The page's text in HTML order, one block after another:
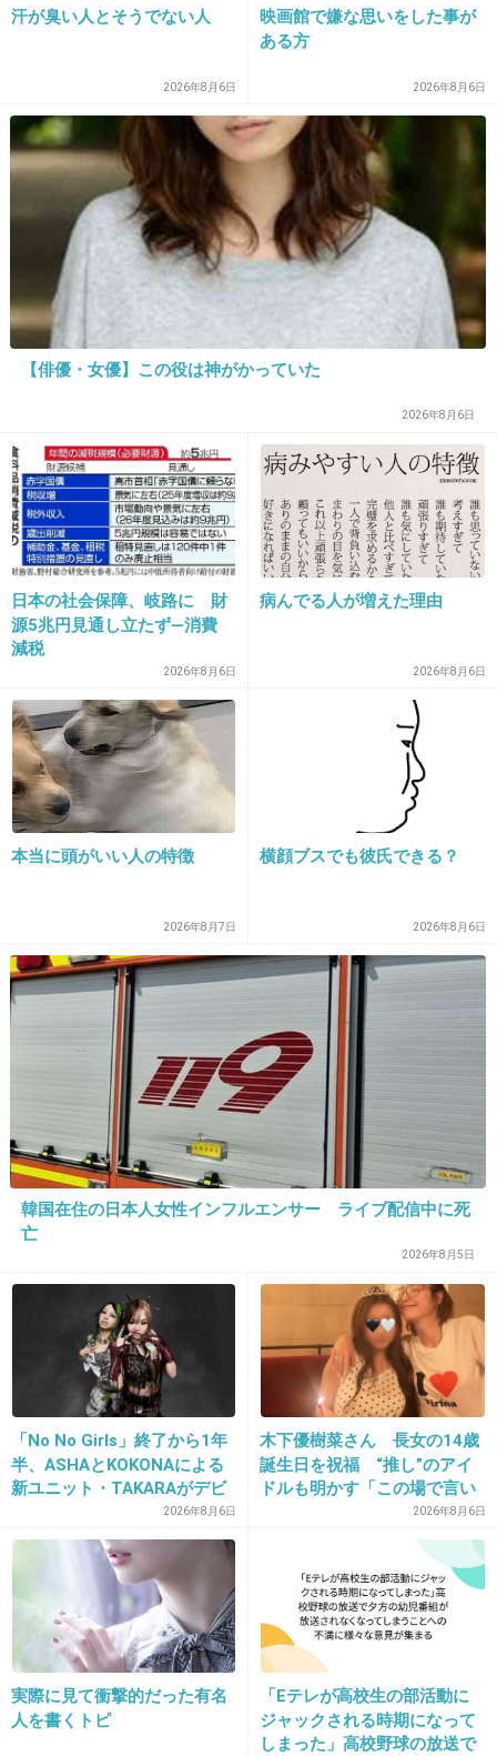
てるだけ説を信じてる。
1件の返信
+5
15. 匿名 2026/06/03(水) 16:36:17
藤原竜也が乗り移った
-0
2026/06/03(水) 16:36:20
>>6
オムツできる？お尻から油が出るんだよ。
トイレに油浮くし大変な事になると思うよ。
痩せる訳じゃなくて太らない効果はあると思う
+10
2026/06/03(水) 16:36:35
フォースコリー
お腹はすっきりする
+6 -2
2026/06/03(水) 16:38:42
ユイピスって薬
まぁ痩せるけど脳まで溶けるみたいでバカになる
+1 -1
20. 匿名2026/06/03(水) 16:39:49
>>6
これはほんとにデブで油飲んでるのか！？って
人しか効果ないよ。そういう人はおむつ必要。
普通の人なら中華食べ放題行った時にトイレで
少し油が浮くくらい。
1件の返信
汗が臭い人とそうでない人
2026年8月6日
映画館で嫌な思いをした事が
ある方
2026年8月6日
【俳優・女優】この役は神がかっていた
2026年8月6日
日本の社会保障、岐路に 財
源5兆円見通し立たず―消費
減税
2026年8月6日
病んでる人が増えた理由
2026年8月6日
本当に頭がいい人の特徴
2026年8月7日
横顔ブスでも彼氏できる？
2026年8月6日
韓国在住の日本人女性インフルエンサー ライブ配信中に死
亡
2026年8月5日
「No No Girls」終了から1年
半、ASHAとKOKONAによる
新ユニット・TAKARAがデビ
2026年8月6日
木下優樹菜さん 長女の14歳
誕生日を祝福 “推し”のアイ
ドルも明かす「この場で言い
2026年8月6日
実際に見て衝撃的だった有名
人を書くトピ
「Eテレが高校生の部活動に
ジャックされる時期になって
しまった」高校野球の放送で